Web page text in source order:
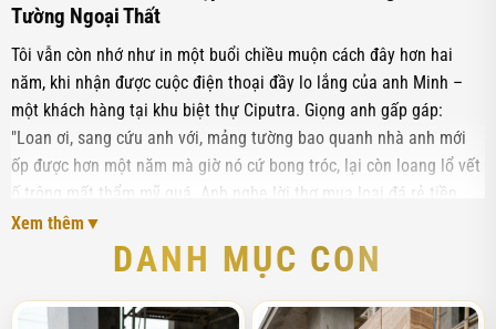
Tường Ngoại Thất
Tôi vẫn còn nhớ như in một buổi chiều muộn cách đây hơn hai
năm, khi nhận được cuộc điện thoại đầy lo lắng của anh Minh –
một khách hàng tại khu biệt thự Ciputra. Giọng anh gấp gáp:
"Loan ơi, sang cứu anh với, mảng tường bao quanh nhà anh mới
ốp được hơn một năm mà giờ nó cứ bong tróc, lại còn loang lổ vết
ố trông mất thẩm mỹ quá. Anh nghe lời thợ mua loại đá rẻ tiền
ngoài chợ, giờ hối hận không kịp". Khi tôi đến nơi, đập vào mắt là
một cảnh tượng khá xót xa cho một căn biệt thự sang trọng.
Những viên đá nhân tạo kém chất lượng bắt đầu bị "lão hóa" dưới
tác động của nắng gió, lớp keo bong ra để lộ phần cốt tường ẩm
Xem thêm
DANH MỤC CON